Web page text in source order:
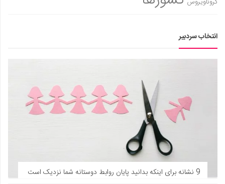
انتخاب سردبیر
9 نشانه برای اینکه بدانید پایان روابط دوستانه شما نزدیک است